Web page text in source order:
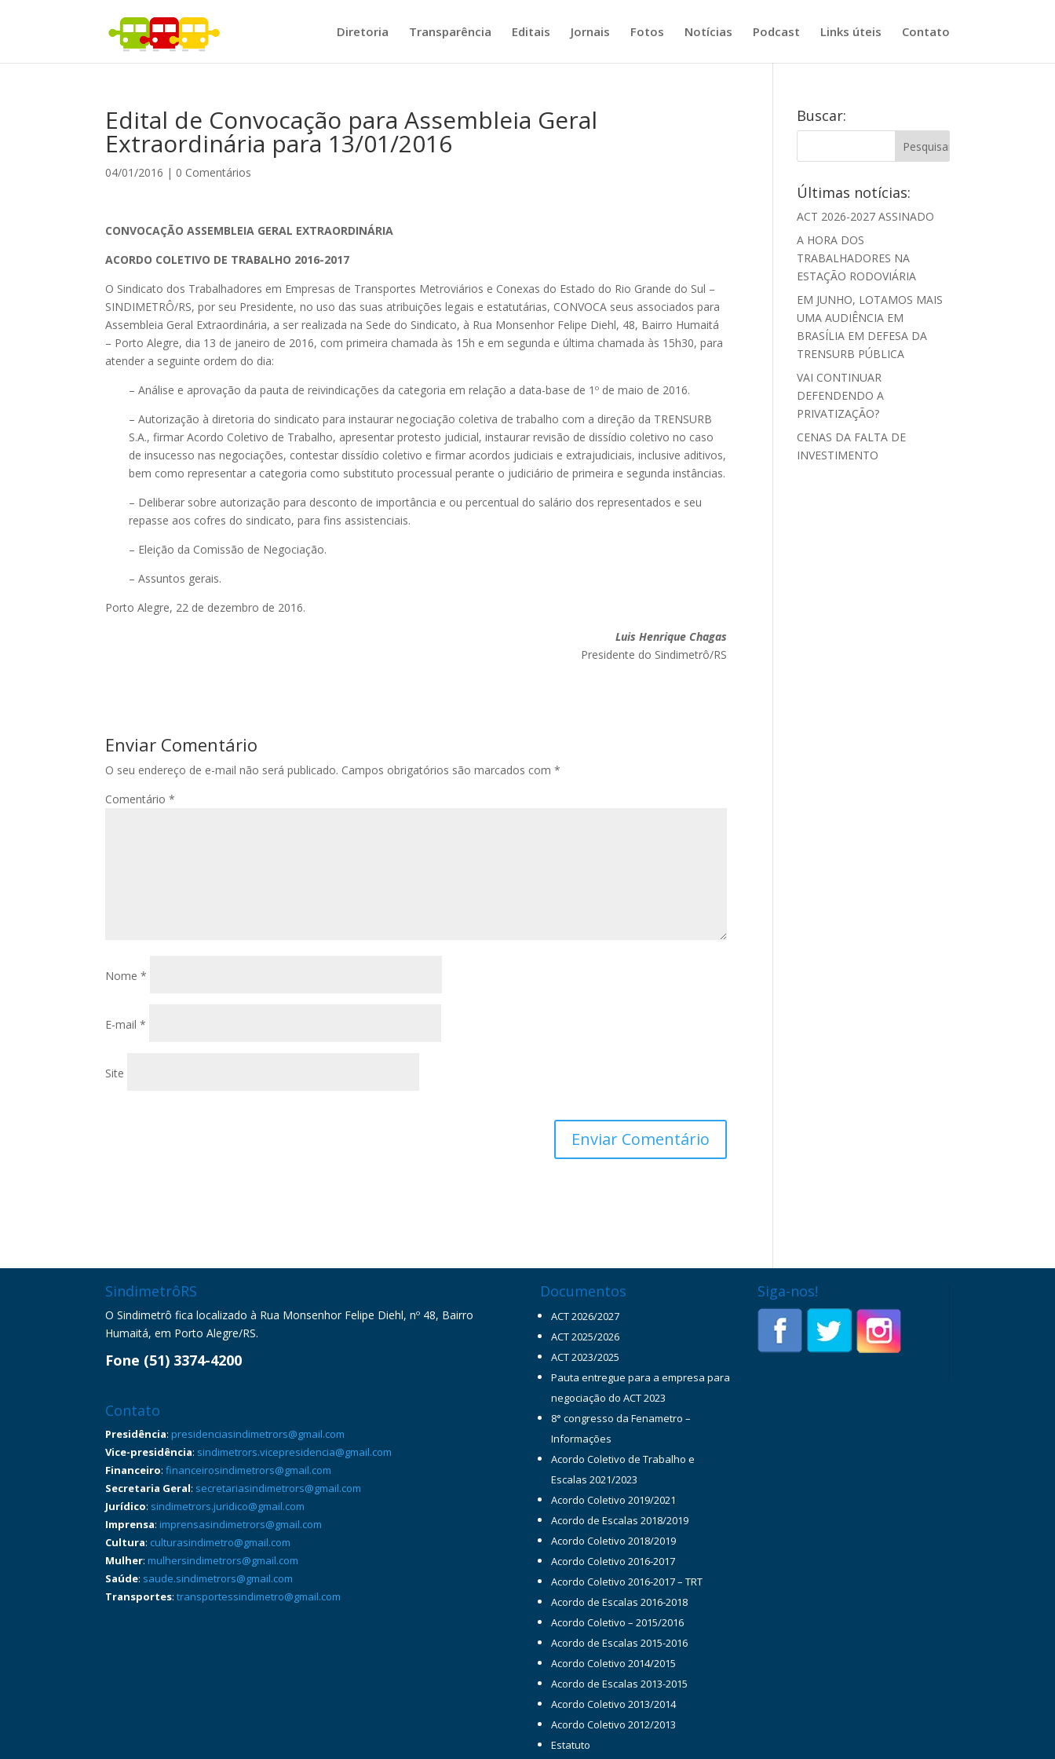
Diretoria Transparência Editais Jornais Fotos Notícias Podcast Links úteis Contato
Edital de Convocação para Assembleia Geral
Extraordinária para 13/01/2016
04/01/2016 | 0 Comentários
CONVOCAÇÃO ASSEMBLEIA GERAL EXTRAORDINÁRIA
ACORDO COLETIVO DE TRABALHO 2016-2017
O Sindicato dos Trabalhadores em Empresas de Transportes Metroviários e Conexas do Estado do Rio Grande do Sul –
SINDIMETRÔ/RS, por seu Presidente, no uso das suas atribuições legais e estatutárias, CONVOCA seus associados para
Assembleia Geral Extraordinária, a ser realizada na Sede do Sindicato, à Rua Monsenhor Felipe Diehl, 48, Bairro Humaitá
– Porto Alegre, dia 13 de janeiro de 2016, com primeira chamada às 15h e em segunda e última chamada às 15h30, para
atender a seguinte ordem do dia:
– Análise e aprovação da pauta de reivindicações da categoria em relação a data-base de 1º de maio de 2016.
– Autorização à diretoria do sindicato para instaurar negociação coletiva de trabalho com a direção da TRENSURB
S.A., firmar Acordo Coletivo de Trabalho, apresentar protesto judicial, instaurar revisão de dissídio coletivo no caso
de insucesso nas negociações, contestar dissídio coletivo e firmar acordos judiciais e extrajudiciais, inclusive aditivos,
bem como representar a categoria como substituto processual perante o judiciário de primeira e segunda instâncias.
– Deliberar sobre autorização para desconto de importância e ou percentual do salário dos representados e seu
repasse aos cofres do sindicato, para fins assistenciais.
– Eleição da Comissão de Negociação.
– Assuntos gerais.
Porto Alegre, 22 de dezembro de 2016.
Luis Henrique Chagas
Presidente do Sindimetrô/RS
Enviar Comentário
O seu endereço de e-mail não será publicado. Campos obrigatórios são marcados com*
Comentário*
Nome*
E-mail*
Site
Buscar:
Últimas notícias:
ACT 2026-2027 ASSINADO
A HORA DOS
TRABALHADORES NA
ESTAÇÃO RODOVIÁRIA
EM JUNHO, LOTAMOS MAIS
UMA AUDIÊNCIA EM
BRASÍLIA EM DEFESA DA
TRENSURB PÚBLICA
VAI CONTINUAR
DEFENDENDO A
PRIVATIZAÇÃO?
CENAS DA FALTA DE
INVESTIMENTO
SindimetrôRS
O Sindimetrô fica localizado à Rua Monsenhor Felipe Diehl, nº 48, Bairro
Humaitá, em Porto Alegre/RS.
Fone (51) 3374-4200
Contato
Presidência: presidenciasindimetrors@gmail.com
Vice-presidência: sindimetrors.vicepresidencia@gmail.com
Financeiro:financeirosindimetrors@gmail.com
Secretaria Geral: secretariasindimetrors@gmail.com
Jurídico: sindimetrors.juridico@gmail.com
Imprensa: imprensasindimetrors@gmail.com
Cultura: culturasindimetro@gmail.com
Mulher: mulhersindimetrors@gmail.com
Saúde: saude.sindimetrors@gmail.com
Transportes:transportessindimetro@gmail.com
Documentos
ACT 2026/2027
ACT 2025/2026
ACT 2023/2025
Pauta entregue para a empresa para
negociação do ACT 2023
8° congresso da Fenametro –
Informações
Acordo Coletivo de Trabalho e
Escalas 2021/2023
Acordo Coletivo 2019/2021
Acordo de Escalas 2018/2019
Acordo Coletivo 2018/2019
Acordo Coletivo 2016-2017
Acordo Coletivo 2016-2017 – TRT
Acordo de Escalas 2016-2018
Acordo Coletivo – 2015/2016
Acordo de Escalas 2015-2016
Acordo Coletivo 2014/2015
Acordo de Escalas 2013-2015
Acordo Coletivo 2013/2014
Acordo Coletivo 2012/2013
Estatuto
Siga-nos!